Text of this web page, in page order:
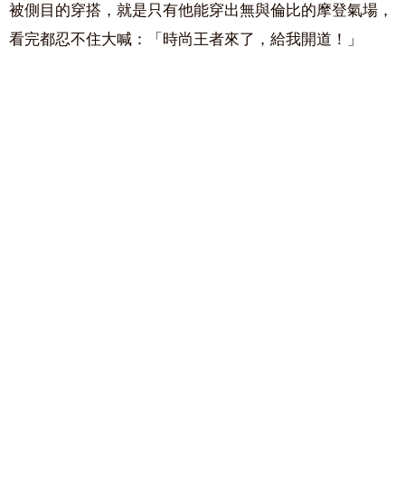
被側目的穿搭，就是只有他能穿出無與倫比的摩登氣場，
看完都忍不住大喊：「時尚王者來了，給我開道！」